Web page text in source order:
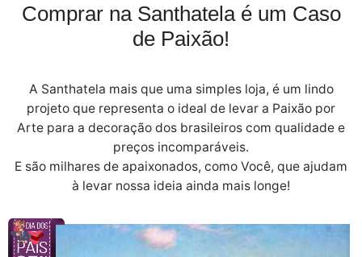
Comprar na Santhatela é um Caso
de Paixão!
A Santhatela mais que uma simples loja, é um lindo
projeto que representa o ideal de levar a Paixão por
Arte para a decoração dos brasileiros com qualidade e
preços incomparáveis.
E são milhares de apaixonados, como Você, que ajudam
à levar nossa ideia ainda mais longe!